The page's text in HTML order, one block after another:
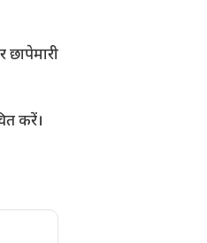
छापेमारी
करें।